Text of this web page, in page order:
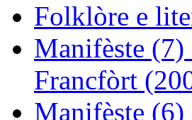
Folklòre e
Manifèste
Francfòrt
Manifèste (6)